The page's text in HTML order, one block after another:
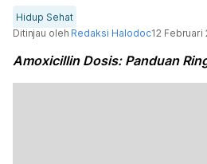
Hidup Sehat
Ditinjau oleh Redaksi Halodoc12 Februari
Amoxicillin Dosis: Panduan